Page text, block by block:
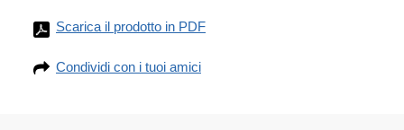
Scarica il prodotto in PDF
Condividi con i tuoi amici